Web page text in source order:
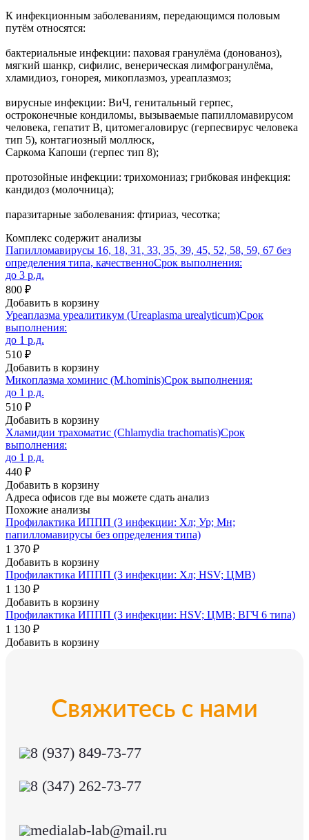
К инфекционным заболеваниям, передающимся половым
путём относятся:
бактериальные инфекции: паховая гранулёма (донованоз),
мягкий шанкр, сифилис, венерическая лимфогранулёма,
хламидиоз, гонорея, микоплазмоз, уреаплазмоз;
вирусные инфекции: ВиЧ, генитальный герпес,
остроконечные кондиломы, вызываемые папилломавирусом
человека, гепатит B, цитомегаловирус (герпесвирус человека
тип 5), контагиозный моллюск,
Саркома Капоши (герпес тип 8);
протозойные инфекции: трихомониаз; грибковая инфекция:
кандидоз (молочница);
паразитарные заболевания: фтириаз, чесотка;
Комплекс содержит анализы
Папилломавирусы 16, 18, 31, 33, 35, 39, 45, 52, 58, 59, 67 без
определения типа, качественноСрок выполнения:
до 3 р.д.
800 ₽
Добавить в корзину
Уреаплазма уреалитикум (Ureaplasma urealyticum)Срок
выполнения:
до 1 р.д.
510 ₽
Добавить в корзину
Микоплазма хоминис (M.hominis)Срок выполнения:
до 1 р.д.
510 ₽
Добавить в корзину
Хламидии трахоматис (Chlamydia trachomatis)Срок
выполнения:
до 1 р.д.
440 ₽
Добавить в корзину
Адреса офисов где вы можете сдать анализ
Похожие анализы
Профилактика ИППП (3 инфекции: Хл; Ур; Мн;
папилломавирусы без определения типа)
1 370 ₽
Добавить в корзину
Профилактика ИППП (3 инфекции: Хл; HSV; ЦМВ)
1 130 ₽
Добавить в корзину
Профилактика ИППП (3 инфекции: HSV; ЦМВ; ВГЧ 6 типа)
1 130 ₽
Добавить в корзину
Свяжитесь с нами
8 (937) 849-73-77
8 (347) 262-73-77
medialab-lab@mail.ru